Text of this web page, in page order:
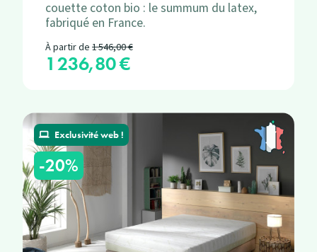
couette coton bio : le summum du latex,
fabriqué en France.
À partir dePrix de base
1 546,00 €
Prix
1 236,80 €
Exclusivité web !
-20%